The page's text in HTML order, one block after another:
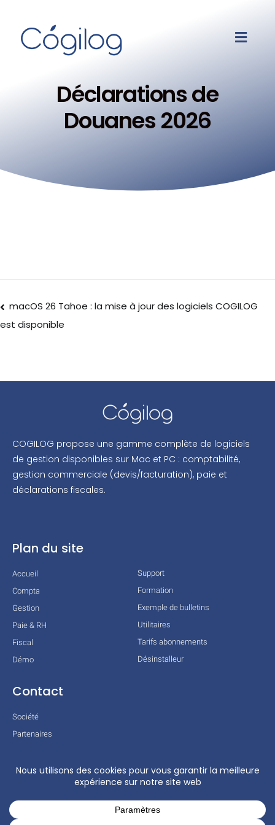
Déclarations de
Douanes 2026
macOS 26 Tahoe : la mise à jour des logiciels COGILOG
est disponible
COGILOG propose une gamme complète de logiciels
de gestion disponibles sur Mac et PC : comptabilité,
gestion commerciale (devis/facturation), paie et
déclarations fiscales.
Plan du site
Accueil
Compta
Gestion
Paie & RH
Fiscal
Démo
Support
Formation
Exemple de bulletins
Utilitaires
Tarifs abonnements
Désinstalleur
Contact
Société
Partenaires
Mentions légales
Conditions générales
Actualités